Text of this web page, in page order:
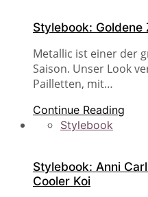
Stylebook: Goldene
Metallic ist einer der
Saison. Unser Look
Pailletten, mit…
Continue Reading
Stylebook
Stylebook: Anni
Cooler Koi